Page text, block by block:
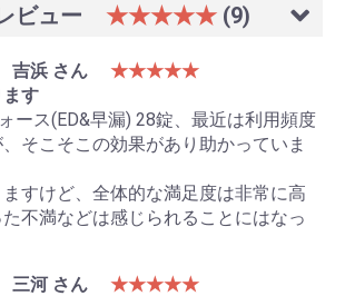
ビュー ★★★★★ (9)
吉浜 さん
★★★★★
す
ース(ED&早漏) 28錠、最近は利用頻度
そこそこの効果があり助かっていま
すけど、全体的な満足度は非常に高
不満などは感じられることにはなっ
三河 さん
★★★★★